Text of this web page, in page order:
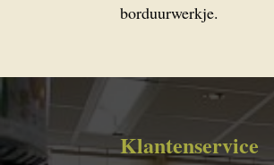
borduurwerkje.
Klantenservice